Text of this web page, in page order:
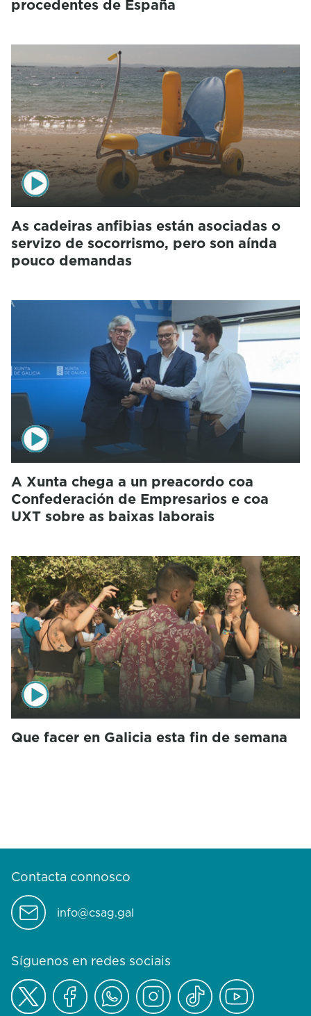
procedentes de España
As cadeiras anfibias están asociadas o
servizo de socorrismo, pero son aínda
pouco demandas
A Xunta chega a un preacordo coa
Confederación de Empresarios e coa
UXT sobre as baixas laborais
Que facer en Galicia esta fin de semana
Contacta connosco
info@csag.gal
Síguenos en redes sociais